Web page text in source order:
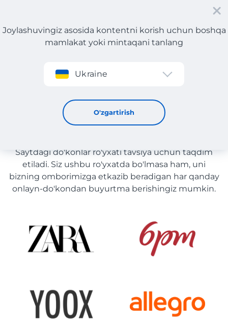
Roʻyxatdan oʻtish
Joylashuvingiz asosida kontentni korish uchun boshqa
mamlakat yoki mintaqani tanlang
Ukraine
O'zgartirish
Elektronika yetkazib berish bilan O'zbekiston
Elektronika yetkazib berish
bilan O'zbekiston
Saytdagi do'konlar ro'yxati tavsiya uchun taqdim
etiladi. Siz ushbu ro'yxatda bo'lmasa ham, uni
bizning omborimizga etkazib beradigan har qanday
onlayn-do'kondan buyurtma berishingiz mumkin.